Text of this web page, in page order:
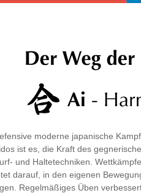
moderne japanische
ist es, die Kraft des
und Haltetechniken.
darauf, in den eigenen
Regelmäßiges Üben